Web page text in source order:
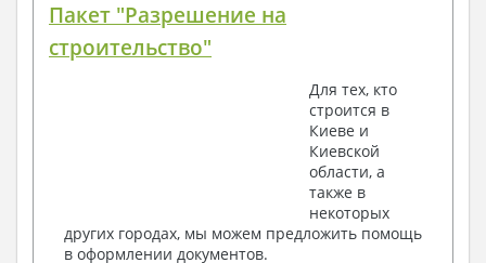
Пакет "Разрешение на
строительство"
Для тех, кто
строится в
Киеве и
Киевской
области, а
также в
некоторых
других городах, мы можем предложить помощь
в оформлении документов.